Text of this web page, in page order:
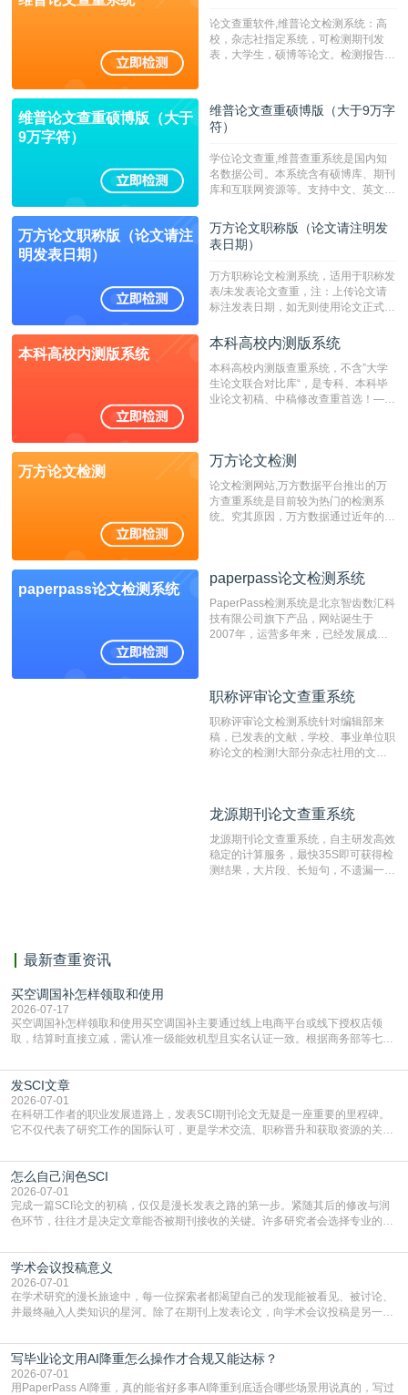
论文查重软件,维普论文检测系统：高
校，杂志社指定系统，可检测期刊发
表，大学生，硕博等论文。检测报告支
维普论文查重硕博版（大于
9万字符）
维普论文查重硕博版（大于9万字
符）
学位论文查重,维普查重系统是国内知
名数据公司。本系统含有硕博库、期刊
库和互联网资源等。支持中文、英文、
定院校！！！
万方论文职称版（论文请注
明发表日期）
万方论文职称版（论文请注明发
表日期）
万方职称论文检测系统，适用于职称发
表/未发表论文查重，注：上传论文请
标注发表日期，如无则使用论文正式发
成时间作为发表日期。
本科高校内测版系统
本科高校内测版系统
本科高校内测版查重系统，不含”大学
生论文联合对比库“，是专科、本科毕
业论文初稿、中稿修改查重首选！——
万方论文检测
万方论文检测
论文检测网站,万方数据平台推出的万
方查重系统是目前较为热门的检测系
统。究其原因，万方数据通过近年的发
非。其次，相对于知网而言，万方检测
重的推荐系统。
paperpass论文检测系统
paperpass论文检测系统
PaperPass检测系统是北京智齿数汇科
技有限公司旗下产品，网站诞生于
2007年，运营多年来，已经发展成为
检测速度快、精度高，市场反映良好。
职称评审论文查重系统
职称评审论文检测系统针对编辑部来
稿，已发表的文献，学校、事业单位职
称论文的检测!大部分杂志社用的文献
编辑部检测来稿和已发表的文献,检测
测时注意填写第一作者,才能排除已发
表文献复制比。（限制字符数1万）
龙源期刊论文查重系统
龙源期刊论文查重系统，自主研发高效
稳定的计算服务，最快35S即可获得检
测结果，大片段、长短句，不遗漏一处
最新查重资讯
买空调国补怎样领取和使用
2026-07-17
买空调国补怎样领取和使用买空调国补主要通过线上电商平台或线下授权店领
取，结算时直接立减‌，需认准一级能效机型且实名认证一致。根据商务部等七部
能领到补贴首选‌京东APP‌搜索专属口令(如【家电补贴1637】、【国补立省
4949】等，口令会随活动更新，以页面显示为准)进入补贴专场。淘宝/天猫也可
复制粘贴【8$FKFGgJq
发SCI文章
2026-07-01
在科研工作者的职业发展道路上，发表SCI期刊论文无疑是一座重要的里程碑。
它不仅代表了研究工作的国际认可，更是学术交流、职称晋升和获取资源的关键
战与困惑。从选题立意到投稿回应，每一步都需要精心的策略与扎实的工作。本
篇AEIC学术交流中心小编就为大家介绍“发SCI文章”。一、精准定位是成功的第
一步发表SCI文章，首要解决的问题是“投
怎么自己润色SCI
2026-07-01
完成一篇SCI论文的初稿，仅仅是漫长发表之路的第一步。紧随其后的修改与润
色环节，往往才是决定文章能否被期刊接收的关键。许多研究者会选择专业的语
质量，更能在此过程中深化对学术写作的理解。如何系统、高效地打磨自己的论
文，使其在语言和学术表达上更符合国际期刊的要求，是每位研究者值得投入学
习的技能。本篇AEIC学术交流中心小编就为大家介
学术会议投稿意义
2026-07-01
在学术研究的漫长旅途中，每一位探索者都渴望自己的发现能被看见、被讨论、
并最终融入人类知识的星河。除了在期刊上发表论文，向学术会议投稿是另一个
广阔学术天地的大门，连接着个体研究与社会网络。本篇AEIC学术交流中心小编
就为大家介绍“学术会议投稿意义”。一、加速研究成果的传播与反馈学术会议通
常具有周期短、时效性强的特点。相比期刊漫长的
写毕业论文用AI降重怎么操作才合规又能达标？
2026-07-01
用PaperPass AI降重，真的能省好多事AI降重到底适合哪些场景用说真的，写过